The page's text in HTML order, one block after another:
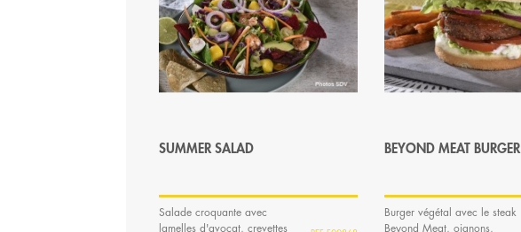
SUMMER SALAD
Salade croquante avec
lamelles d'avocat, crevettes
BEYOND MEAT BURGER
Burger végétal avec le steak
Beyond Meat, oignons,